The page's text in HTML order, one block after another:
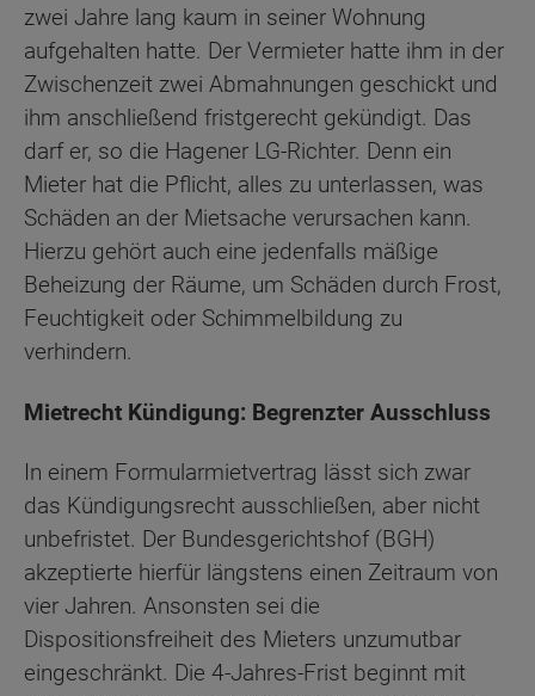
zwei Jahre lang kaum in seiner Wohnung
aufgehalten hatte. Der Vermieter hatte ihm in der
Zwischenzeit zwei Abmahnungen geschickt und
ihm anschließend fristgerecht gekündigt. Das
darf er, so die Hagener LG-Richter. Denn ein
Mieter hat die Pflicht, alles zu unterlassen, was
Schäden an der Mietsache verursachen kann.
Hierzu gehört auch eine jedenfalls mäßige
Beheizung der Räume, um Schäden durch Frost,
Feuchtigkeit oder Schimmelbildung zu
verhindern.
Mietrecht Kündigung: Begrenzter Ausschluss
In einem Formularmietvertrag lässt sich zwar
das Kündigungsrecht ausschließen, aber nicht
unbefristet. Der Bundesgerichtshof (BGH)
akzeptierte hierfür längstens einen Zeitraum von
vier Jahren. Ansonsten sei die
Dispositionsfreiheit des Mieters unzumutbar
eingeschränkt. Die 4-Jahres-Frist beginnt mit